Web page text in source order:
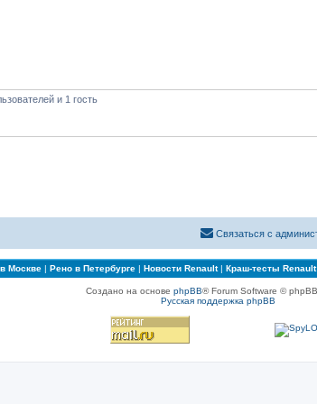
и 1 гость
Связаться с
Москве| Рено в Петербурге| Новости Renault| Краш-тесты Renault
Создано на основе phpBB® Forum Software ©
Русская поддержка phpBB